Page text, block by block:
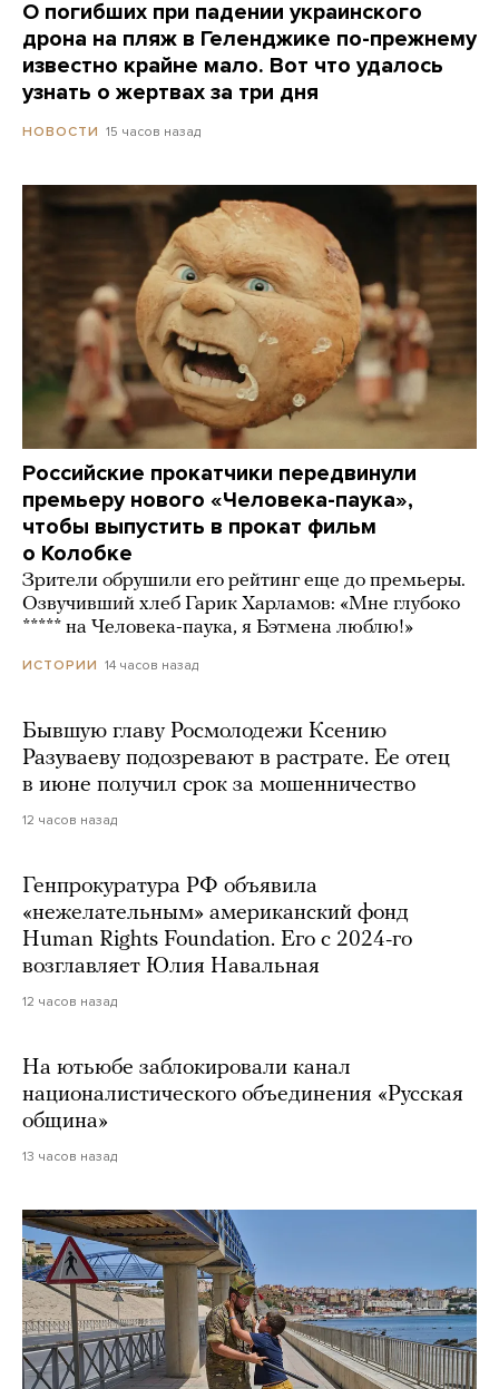
О погибших при падении украинского
дрона на пляж в Геленджике по-прежнему
известно крайне мало. Вот что удалось
узнать о жертвах за три дня
НОВОСТИ 15 часов назад
Российские прокатчики передвинули
премьеру нового «Человека-паука»,
чтобы выпустить в прокат фильм
о Колобке
Зрители обрушили его рейтинг еще до премьеры.
Озвучивший хлеб Гарик Харламов: «Мне глубоко
***** на Человека-паука, я Бэтмена люблю!»
ИСТОРИИ 14 часов назад
Бывшую главу Росмолодежи Ксению
Разуваеву подозревают в растрате. Ее отец
в июне получил срок за мошенничество
12 часов назад
Генпрокуратура РФ объявила
«нежелательным» американский фонд
Human Rights Foundation. Его с 2024-го
возглавляет Юлия Навальная
12 часов назад
На ютьюбе заблокировали канал
националистического объединения «Русская
община»
13 часов назад